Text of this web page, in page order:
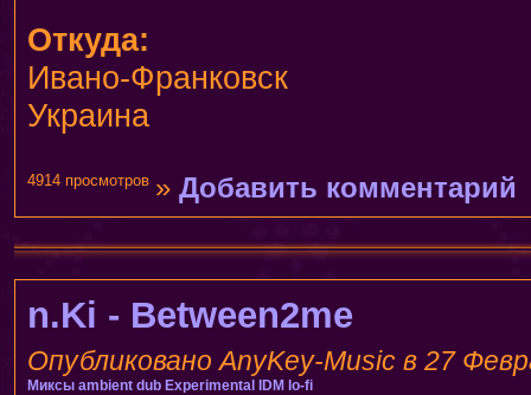
Откуда:
Ивано-Франковск
Украина
»Добавить комментарий
4914 просмотров
n.Ki - Between2me
Опубликовано AnyKey-Music в 27
Миксы ambient dub Experimental IDM lo-fi